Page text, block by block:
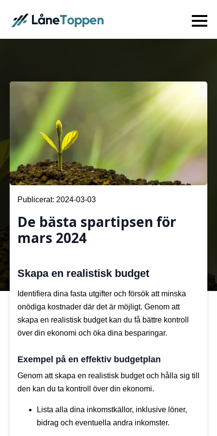
Publicerat: 2024-03-03
De bästa spartipsen för
mars 2024
Skapa en realistisk budget
Identifiera dina fasta utgifter och försök att minska
onödiga kostnader där det är möjligt. Genom att
skapa en realistisk budget kan du få bättre kontroll
över din ekonomi och öka dina besparingar.
Exempel på en effektiv budgetplan
Genom att skapa en realistisk budget och hålla sig till
den kan du ta kontroll över din ekonomi.
Lista alla dina inkomstkällor, inklusive löner,
bidrag och eventuella andra inkomster.